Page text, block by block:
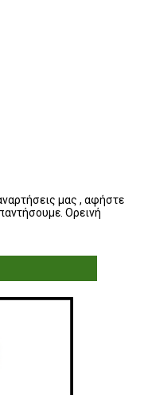
μας , αφήστε
Ορεινή